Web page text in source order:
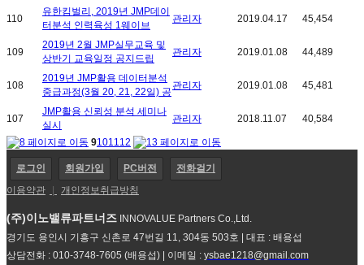
110
유한킴벌리, 2019년 JMP데이
터분석 인력육성 1웨이브
관리자 2019.04.17 45,454
109
2019년 2월 JMP실무교육 및
상반기 교육일정 공지드립
관리자 2019.01.08 44,489
108
2019년 JMP활용 데이터분석
중급과정(3월 20, 21, 22일) 공
관리자 2019.01.08 45,481
107
JMP활용 신뢰성 분석 세미나
실시
관리자 2018.11.07 40,584
91011 12
로그인 회원가입 PC버전
전화걸기
이용약관
개인정보취급방침
(주)이노밸류파트너즈 INNOVALUE Partners Co.,Ltd.
경기도 용인시 기흥구 신촌로 47번길 11, 304동 503호 | 대표 : 배용섭
상담전화 : 010-3748-7605 (배용섭) | 이메일 : ysbae1218@gmail.com